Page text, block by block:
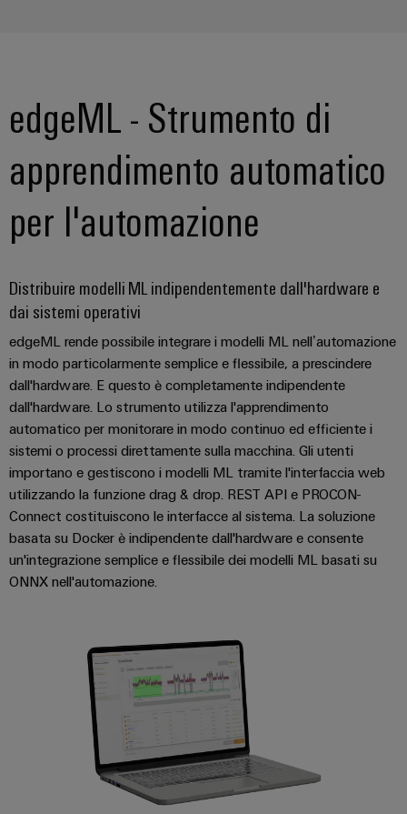
edgeML - Strumento di
apprendimento automatico
per l'automazione
Distribuire modelli ML indipendentemente dall'hardware e
dai sistemi operativi
edgeML rende possibile integrare i modelli ML nell’automazione
in modo particolarmente semplice e flessibile, a prescindere
dall'hardware. E questo è completamente indipendente
dall'hardware. Lo strumento utilizza l'apprendimento
automatico per monitorare in modo continuo ed efficiente i
sistemi o processi direttamente sulla macchina. Gli utenti
importano e gestiscono i modelli ML tramite l'interfaccia web
utilizzando la funzione drag & drop. REST API e PROCON-
Connect costituiscono le interfacce al sistema. La soluzione
basata su Docker è indipendente dall'hardware e consente
un'integrazione semplice e flessibile dei modelli ML basati su
ONNX nell'automazione.